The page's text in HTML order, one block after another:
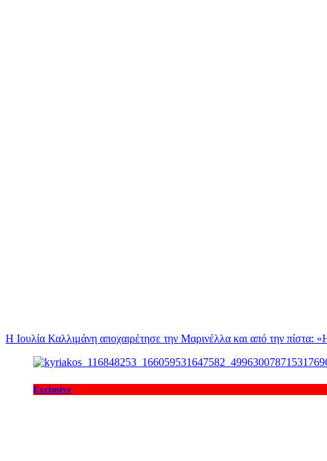
Η Ιουλία Καλλιμάνη αποχαιρέτησε την Μαρινέλλα και από την πίστα:
Exclusive